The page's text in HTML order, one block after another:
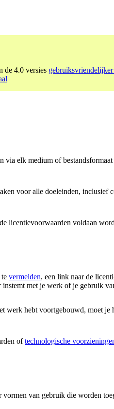
de 4.0 versies
elk medium of
voor alle doeleinden, inclusief
licentievoorwaarden voldaan
vermelden, een link naar de
met je werk of je gebruik
hebt voortgebouwd, moet je
oftechnologische
van gebruik die worden